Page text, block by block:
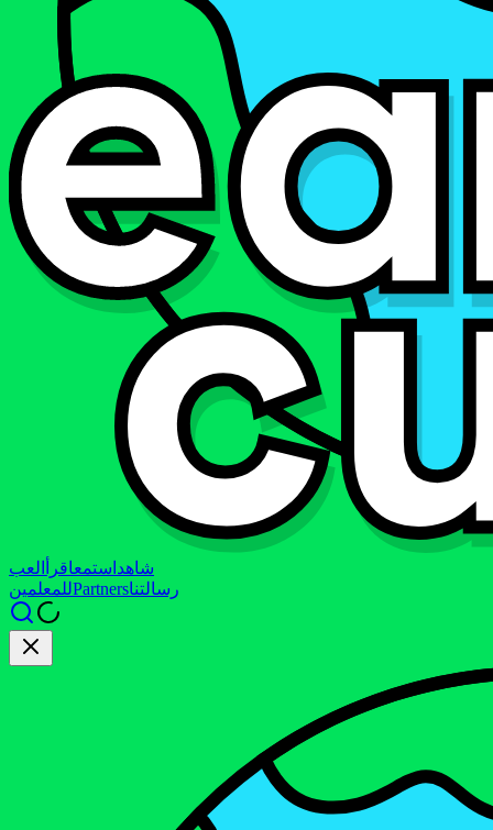
شاهد استمعاقرأ
العب
للمعلمينPartnersرسالتنا